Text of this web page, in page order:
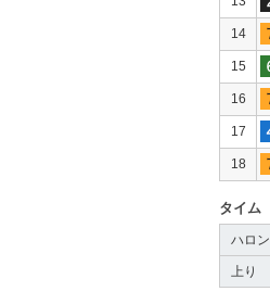
14
15
16
17
18
タイム
ハロ
上り